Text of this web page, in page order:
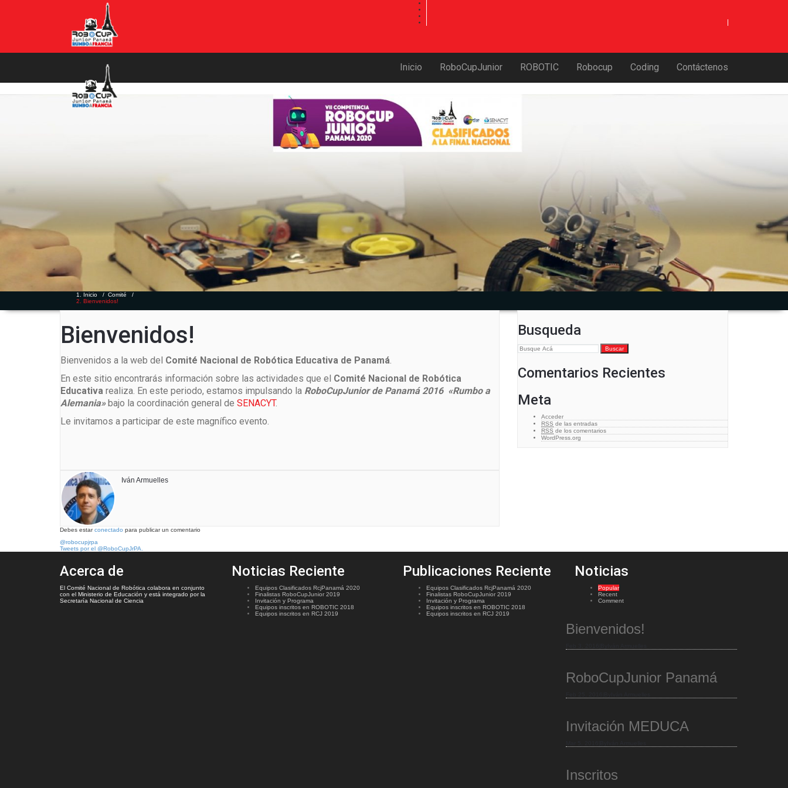
Inicio RoboCupJunior ROBOTIC Robocup Coding Contáctenos
Наиболее приемлемым вариантом микрокредитования является на данный момент займ на картубез залога и поручительства. Микрозайм выдаётся через интернет при наличии паспорта гражданина России и номера мобильного телефона
момента обращения. Наш ресурс посвященный всем вариантам микрозаймов находится по адресу
http://credit-n.ru/zaymyi.htmlи в круглосуточном режиме информирует вас о самых выгодных микрозаймах онлайн.
Inicio / Comité /
Bienvenidos!
Bienvenidos!
Bienvenidos a la web del Comité Nacional de Robótica Educativa de Panamá.
En este sitio encontrarás información sobre las actividades que el Comité Nacional de Robótica
Educativa realiza. En este periodo, estamos impulsando la RoboCupJunior de Panamá 2016 «Rumbo a
Alemania»bajo la coordinación general de SENACYT.
Le invitamos a participar de este magnífico evento.
Iván Armuelles
Debes estarconectado para publicar un comentario
Busqueda
Comentarios Recientes
Meta
Acceder
RSS de las entradas
RSS de los comentarios
WordPress.org
@robocupjrpa
Tweets por el @RoboCupJrPA.
Acerca de
El Comité Nacional de Robótica colabora en conjunto
con el Ministerio de Educación y está integrado por la
Secretaría Nacional de Ciencia
Noticias Reciente
Equipos Clasificados RcjPanamá 2020
Finalistas RoboCupJunior 2019
Invitación y Programa
Equipos inscritos en ROBOTIC 2018
Equipos inscritos en RCJ 2019
Publicaciones Reciente
Equipos Clasificados RcjPanamá 2020
Finalistas RoboCupJunior 2019
Invitación y Programa
Equipos inscritos en ROBOTIC 2018
Equipos inscritos en RCJ 2019
Noticias
Popular
Recent
Comment
Bienvenidos!
RoboCupJunior Panamá
Invitación MEDUCA
Inscritos